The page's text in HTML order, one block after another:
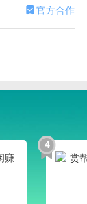
官方合作
4